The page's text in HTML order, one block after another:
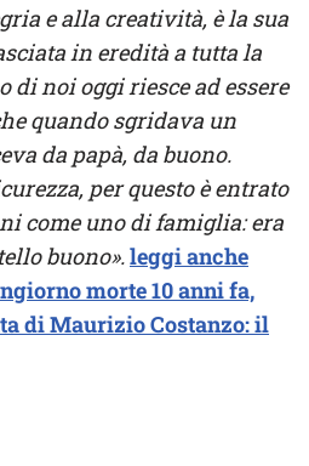
e alla creatività, è la sua
in eredità a tutta la
di noi oggi riesce ad essere
quando sgridava un
da papà, da buono.
per questo è entrato
come uno di famiglia: era
buono».leggi anche
morte 10 anni fa,
di Maurizio Costanzo: il